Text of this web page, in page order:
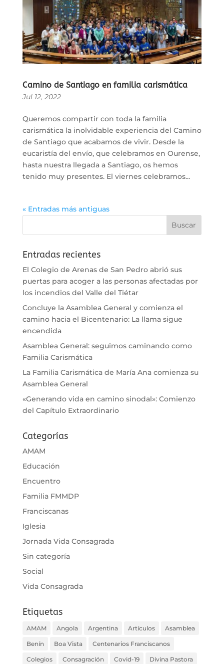
Camino de Santiago en familia carismática
Jul 12, 2022
Queremos compartir con toda la familia
carismática la inolvidable experiencia del Camino
de Santiago que acabamos de vivir. Desde la
eucaristía del envío, que celebramos en Ourense,
hasta nuestra llegada a Santiago, os hemos
tenido muy presentes. El viernes celebramos...
« Entradas más antiguas
Entradas recientes
El Colegio de Arenas de San Pedro abrió sus
puertas para acoger a las personas afectadas por
los incendios del Valle del Tiétar
Concluye la Asamblea General y comienza el
camino hacia el Bicentenario: La llama sigue
encendida
Asamblea General: seguimos caminando como
Familia Carismática
La Familia Carismática de María Ana comienza su
Asamblea General
«Generando vida en camino sinodal»: Comienzo
del Capítulo Extraordinario
Categorías
AMAM
Educación
Encuentro
Familia FMMDP
Franciscanas
Iglesia
Jornada Vida Consagrada
Sin categoría
Social
Vida Consagrada
Etiquetas
AMAM Angola Argentina Artículos Asamblea
Benín Boa Vista Centenarios Franciscanos
Colegios Consagración Covid-19 Divina Pastora